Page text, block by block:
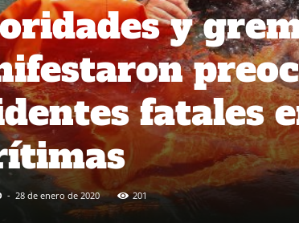
y
fatales
- 28 de enero de 2020 201